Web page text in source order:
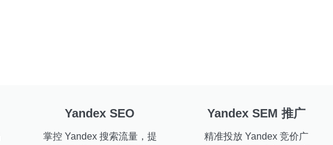
Yandex SEO
掌控 Yandex 搜索流量，提
Yandex SEM 推广
精准投放 Yandex 竞价广